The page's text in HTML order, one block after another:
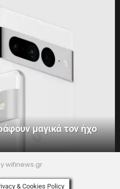
μαγικά τον ήχο
wifinews.gr
Privacy Policy
& Cookies Policy